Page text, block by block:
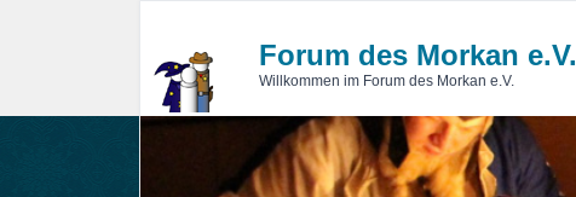
Forum des Morkan e.V.
Willkommen im Forum des Morkan e.V.